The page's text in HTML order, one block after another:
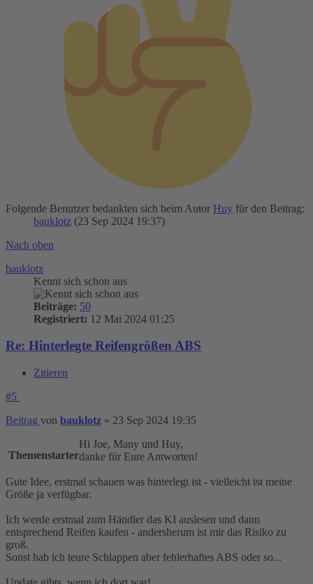
Folgende Benutzer bedankten sich beim Autor Huy für den Beitrag:
bauklotz (23 Sep 2024 19:37)
Nach oben
bauklotz
Kennt sich schon aus
Beiträge: 50
Registriert: 12 Mai 2024 01:25
Re: Hinterlegte Reifengrößen ABS
Zitieren
#5
Beitrag von bauklotz » 23 Sep 2024 19:35
Themenstarter
Hi Joe, Many und Huy,
danke für Eure Antworten!
Gute Idee, erstmal schauen was hinterlegt ist - vielleicht ist meine
Größe ja verfügbar.
Ich werde erstmal zum Händler das KI auslesen und dann
entsprechend Reifen kaufen - andersherum ist mir das Risiko zu
groß.
Sonst hab ich teure Schlappen aber fehlerhaftes ABS oder so...